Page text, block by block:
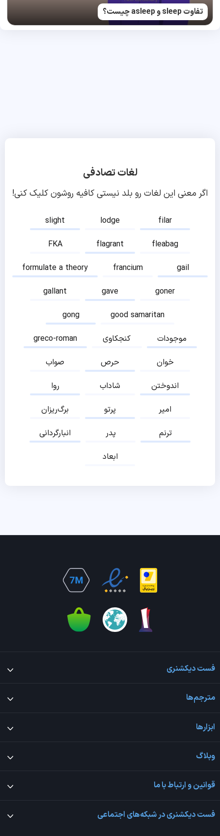
تفاوت sleep و asleep چیست؟
لغات تصادفی
اگر معنی این لغات رو بلد نیستی کافیه روشون کلیک کنی!
slight lodge
filar
FKA
flagrant
fleabag
formulate a theory
francium
gail
gallant
gave
goner
gong
good samaritan
greco-roman
کنجکاوی
موجودات
صواب
حرص
خوان
روا
شاداب
اندوختن
برگ‌ریزان
پرتو
امیر
انبارگردانی
پدر
ترنم
ابعاد
فست دیکشنری
مترجم‌ها
ابزارها
وبلاگ
قوانین و ارتباط با ما
فست دیکشنری در شبکه‌های اجتماعی